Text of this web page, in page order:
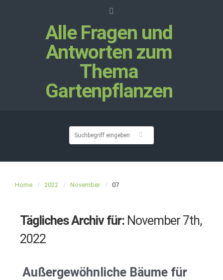
Alle Fragen und
Antworten zum
Thema
Gartenpflanzen
Home 2022 November 07
Tägliches Archiv für: November 7th,
2022
Außergewöhnliche Bäume für